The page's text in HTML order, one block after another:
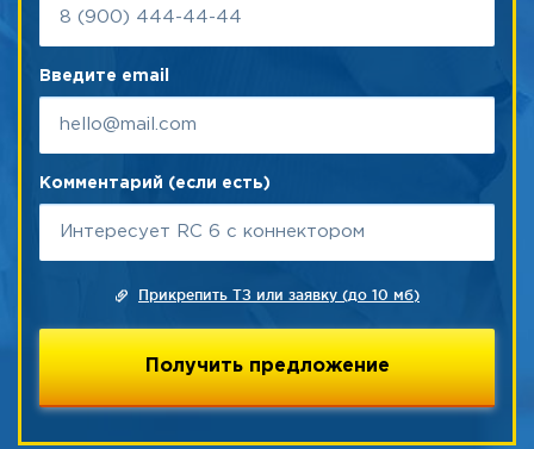
Введите email
Комментарий (если есть)
Прикрепить ТЗ или заявку (до 10 мб)